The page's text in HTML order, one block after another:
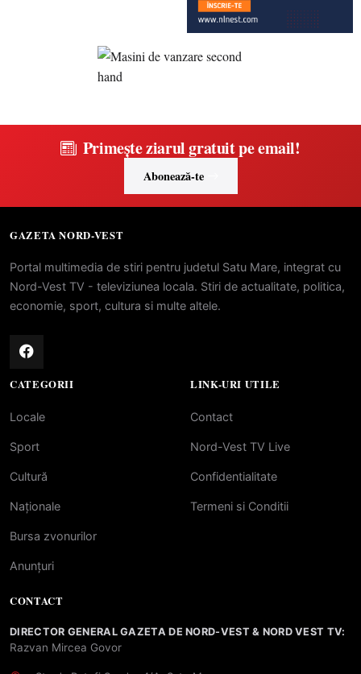
Primește ziarul gratuit pe email!
Abonează-te
GAZETA NORD-VEST
Portal multimedia de stiri pentru judetul Satu Mare, integrat cu
Nord-Vest TV - televiziunea locala. Stiri de actualitate, politica,
economie, sport, cultura si multe altele.
CATEGORII
Locale
Sport
Cultură
Naționale
Bursa zvonurilor
Anunțuri
LINK-URI UTILE
Contact
Nord-Vest TV Live
Confidentialitate
Termeni si Conditii
CONTACT
DIRECTOR GENERAL GAZETA DE NORD-VEST & NORD VEST TV:
Razvan Mircea Govor